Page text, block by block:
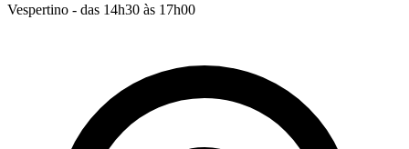
Vespertino - das 14h30 às 17h00